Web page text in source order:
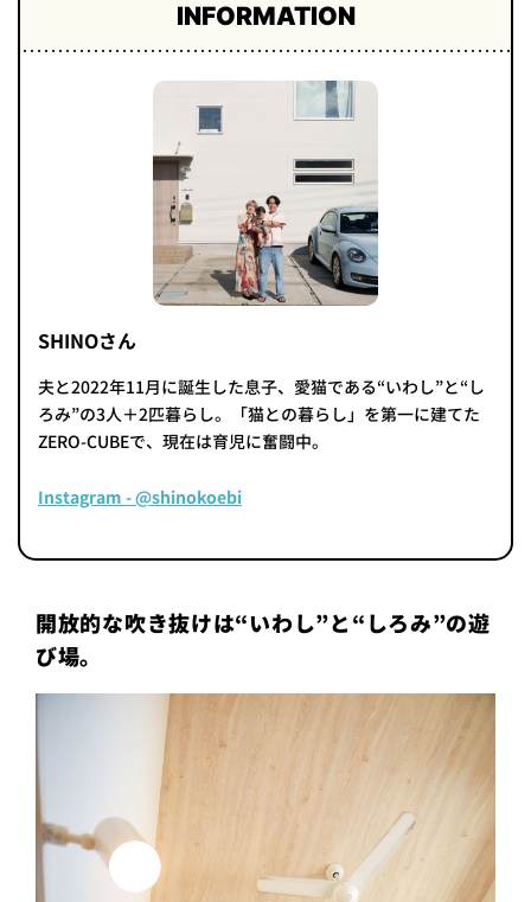
INFORMATION
SHINOさん
夫と2022年11月に誕生した息子、愛猫である“いわし”と“し
ろみ”の3人＋2匹暮らし。「猫との暮らし」を第一に建てた
ZERO-CUBEで、現在は育児に奮闘中。
Instagram - @shinokoebi
開放的な吹き抜けは“いわし”と“しろみ”の遊
び場。